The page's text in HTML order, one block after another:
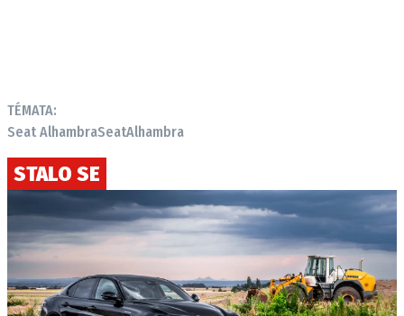
TÉMATA:
Seat AlhambraSeatAlhambra
STALO SE